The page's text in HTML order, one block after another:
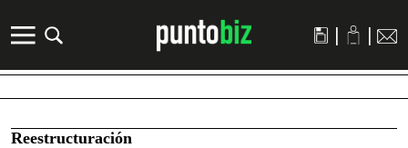
| |
Reestructuración